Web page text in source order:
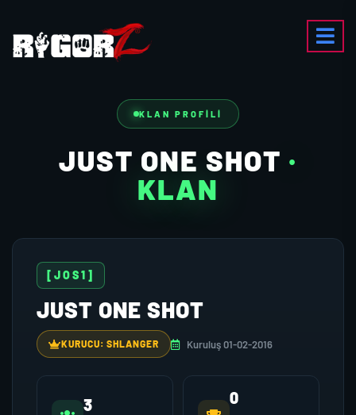
KLAN PROFILI
JUST ONE SHOT ·
KLAN
[JOS1]
JUST ONE SHOT
KURUCU: SHLANGER Kuruluş 01-02-2016
3 0